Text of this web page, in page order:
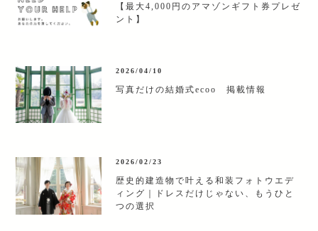
【最大4,000円のアマゾンギフト券プレゼ
ント】
2026/04/10
写真だけの結婚式ecoo 掲載情報
2026/02/23
歴史的建造物で叶える和装フォトウエデ
ィング｜ドレスだけじゃない、もうひと
つの選択